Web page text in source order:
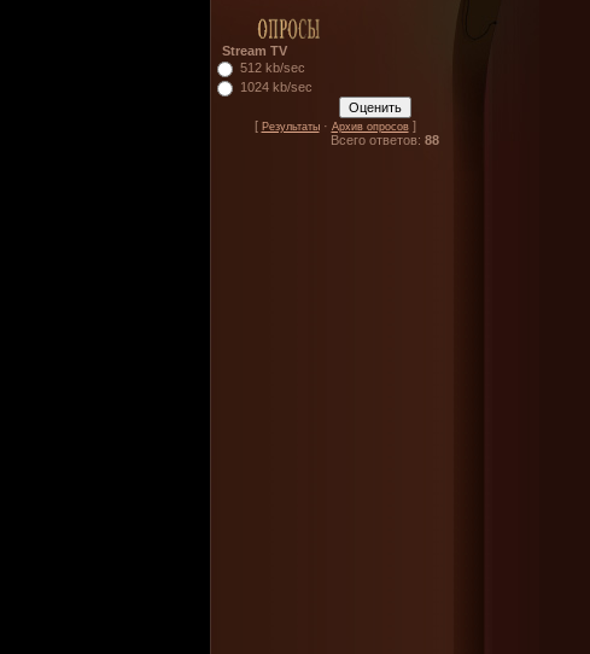
Stream TV
512 kb/sec
1024 kb/sec
[ Результаты· Архив опросов]
Всего ответов: 88